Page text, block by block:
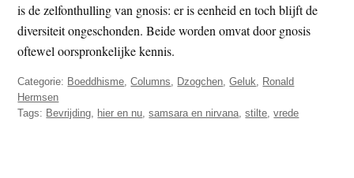
is de zelfonthulling van gnosis: er is eenheid en toch blijft de
diversiteit ongeschonden. Beide worden omvat door gnosis
oftewel oorspronkelijke kennis.
Categorie: Boeddhisme ,Columns Dzogchen ,Geluk
Ronald
Hermsen
Tags: Bevrijding hier en nu ,samsara en nirvana ,stilte ,vrede